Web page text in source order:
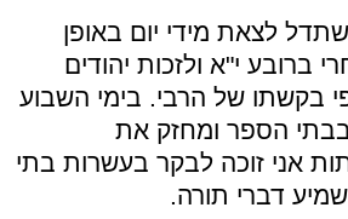
לצאת מידי יום באופן
ברובע י"א ולזכות יהודים
בקשתו של הרבי. בימי השבוע
הספר ומחזק את
אני זוכה לבקר בעשרות בתי
דברי תורה.